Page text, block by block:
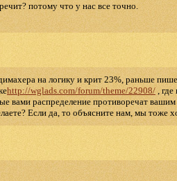
потому что у нас все точно.
на логику и крит 23%, раньше
http://wglads.com/forum/theme/22908/ ,
вами распределение противоречат
Если да, то объясните нам, мы тоже